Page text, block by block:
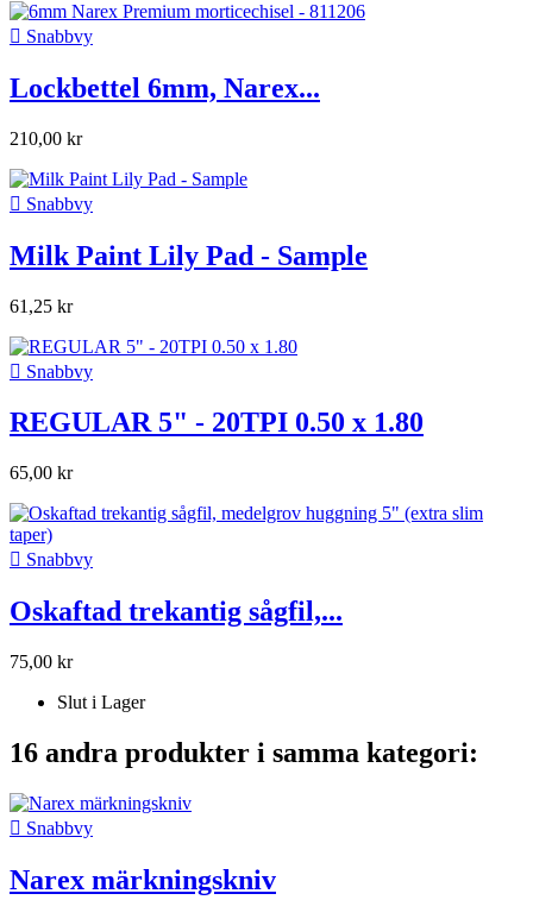
 Snabbvy
Lockbettel 6mm, Narex...
210,00 kr
 Snabbvy
Milk Paint Lily Pad - Sample
61,25 kr
 Snabbvy
REGULAR 5" - 20TPI 0.50 x 1.80
65,00 kr
 Snabbvy
Oskaftad trekantig sågfil,...
75,00 kr
Slut i Lager
16 andra produkter i samma kategori:
 Snabbvy
Narex märkningskniv